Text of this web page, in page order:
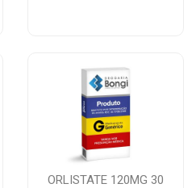
ORLISTATE 120MG 30